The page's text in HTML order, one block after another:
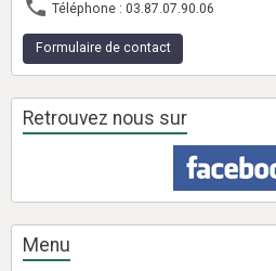
Téléphone : 03.87.07.90.06
Formulaire de contact
Retrouvez nous sur
Menu